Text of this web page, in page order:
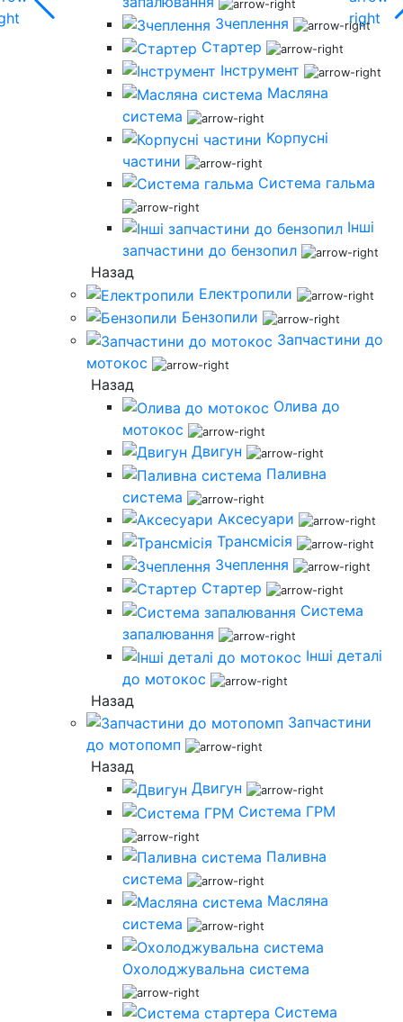
Зчеплення
Стартер
Інструмент
Масляна
система
Корпусні
частини
Система гальма
Інші
запчастини до бензопил
Назад
Електропили
Бензопили
Запчастини до
мотокос
Назад
Олива до
мотокос
Двигун
Паливна
система
Аксесуари
Трансмісія
Зчеплення
Стартер
Система
запалювання
Інші деталі
до мотокос
Назад
Запчастини
до мотопомп
Назад
Двигун
Система ГРМ
Паливна
система
Масляна
система
Охолоджувальна система
Система